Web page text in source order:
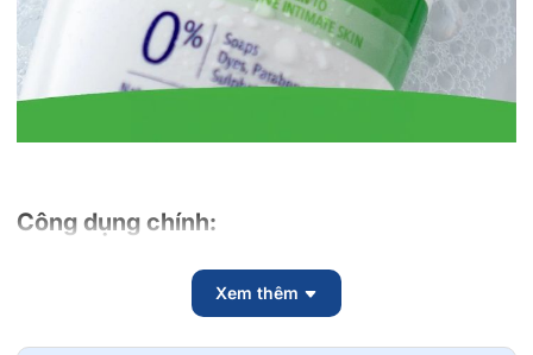
Công dụng chính:
Giảm cảm giác khó chịu như khô rát, ngứa hoặc căng da
Xem thêm